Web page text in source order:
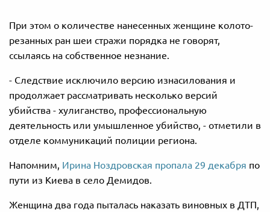
При этом о количестве нанесенных женщине колото-
резанных ран шеи стражи порядка не говорят,
ссылаясь на собственное незнание.
- Следствие исключило версию изнасилования и
продолжает рассматривать несколько версий
убийства - хулиганство, профессиональную
деятельность или умышленное убийство, - отметили в
отделе коммуникаций полиции региона.
Напомним, Ирина Ноздровская пропала 29 декабря по
пути из Киева в село Демидов.
Женщина два года пыталась наказать виновных в ДТП,